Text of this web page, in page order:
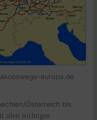
europa.de
Österreich bis
allen wichtigen